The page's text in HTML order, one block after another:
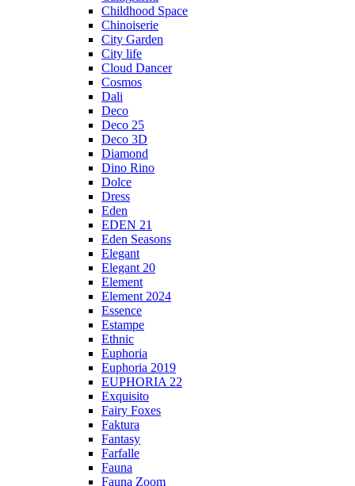
Childhood Space
Chinoiserie
City Garden
City life
Cloud Dancer
Cosmos
Dali
Deco
Deco 25
Deco 3D
Diamond
Dino Rino
Dolce
Dress
Eden
EDEN 21
Eden Seasons
Elegant
Elegant 20
Element
Element 2024
Essence
Estampe
Ethnic
Euphoria
Euphoria 2019
EUPHORIA 22
Exquisito
Fairy Foxes
Faktura
Fantasy
Farfalle
Fauna
Fauna Zoom